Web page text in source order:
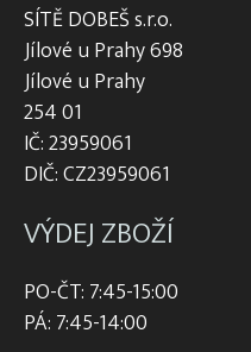
SÍTĚ DOBEŠ s.r.o.
Jílové u Prahy 698
Jílové u Prahy
254 01
IČ: 23959061
DIČ: CZ23959061
VÝDEJ ZBOŽÍ
PO-ČT: 7:45-15:00
PÁ: 7:45-14:00